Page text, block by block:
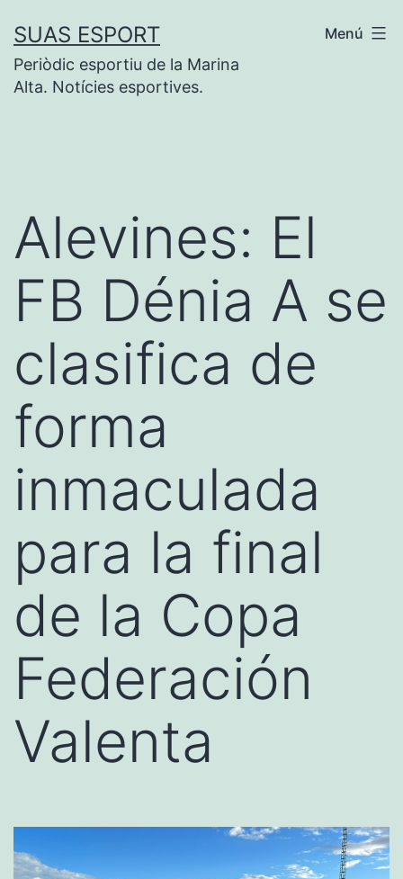
contenido
SUAS ESPORT
Periòdic esportiu de la Marina
Alta. Notícies esportives.
Menú
Alevines: El
FB Dénia A se
clasifica de
forma
inmaculada
para la final
de la Copa
Federación
Valenta